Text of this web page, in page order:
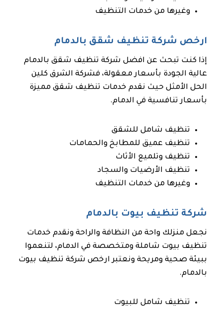
وغيرها من خدمات التنظيف
ارخص شركة تنظيف شقق بالدمام
إذا كنت تبحث عن افضل شركة تنظيف شقق بالدمام
عالية الجودة بأسعار معقولة، فشركة الشرق كلين
الحل الأمثل حيث نقدم خدمات تنظيف شقق مميزة
بأسعار تنافسية في الدمام.
تنظيف شامل للشقق
تنظيف عميق للمطابخ والحمامات
تنظيف وتلميع الأثاث
تنظيف الأرضيات والسجاد
وغيرها من خدمات التنظيف
شركة تنظيف بيوت بالدمام
نجعل منزلك واحة من النظافة والراحة ونقدم خدمات
تنظيف بيوت شاملة ومتخصصة في الدمام، لتنعموا
ببيئة صحية ومريحة ونعتبر ارخص شركة تنظيف بيوت
بالدمام.
تنظيف شامل للبيوت